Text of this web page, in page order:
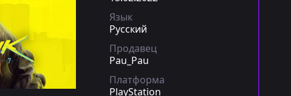
Язык
Русский
Продавец
Pau_Pau
Платформа
PlayStation